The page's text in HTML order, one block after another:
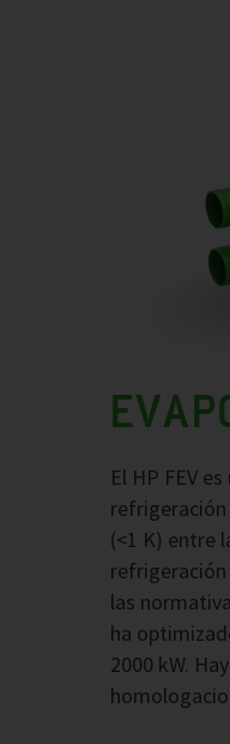
El HP FEV
refrigeración
(<1 K) entre
las
ha
2000 kW.